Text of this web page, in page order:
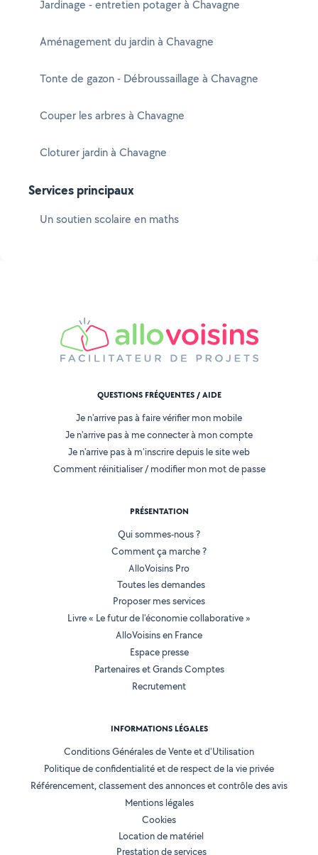
Jardinage - entretien potager à Chavagne
Aménagement du jardin à Chavagne
Tonte de gazon - Débroussaillage à Chavagne
Couper les arbres à Chavagne
Cloturer jardin à Chavagne
Services principaux
Un soutien scolaire en maths
QUESTIONS FRÉQUENTES / AIDE
Je n'arrive pas à faire vérifier mon mobile
Je n'arrive pas à me connecter à mon compte
Je n'arrive pas à m'inscrire depuis le site web
Comment réinitialiser / modifier mon mot de passe
PRÉSENTATION
Qui sommes-nous ?
Comment ça marche ?
AlloVoisins Pro
Toutes les demandes
Proposer mes services
Livre « Le futur de l'économie collaborative »
AlloVoisins en France
Espace presse
Partenaires et Grands Comptes
Recrutement
INFORMATIONS LÉGALES
Conditions Générales de Vente et d'Utilisation
Politique de confidentialité et de respect de la vie privée
Référencement, classement des annonces et contrôle des avis
Mentions légales
Cookies
Location de matériel
Prestation de services